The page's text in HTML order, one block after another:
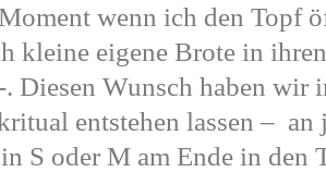
wenn ich den Topf
kleine eigene Brote in
. Diesen Wunsch haben wir
entstehen lassen –
S oder M am Ende in den